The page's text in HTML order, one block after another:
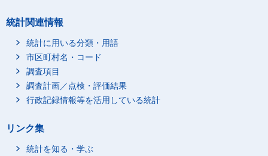
統計関連情報
統計に用いる分類・用語
市区町村名・コード
調査項目
調査計画／点検・評価結果
行政記録情報等を活用している統計
リンク集
統計を知る・学ぶ